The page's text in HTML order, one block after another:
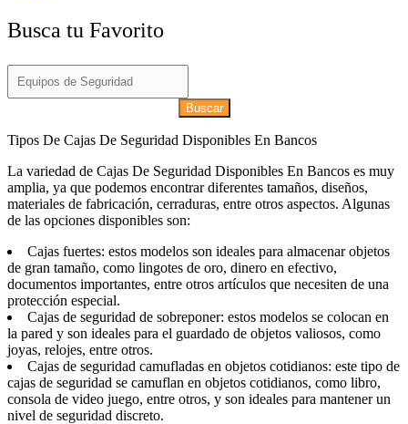
Busca tu Favorito
Buscar
Tipos De Cajas De Seguridad Disponibles En Bancos
La variedad de Cajas De Seguridad Disponibles En Bancos es muy
amplia, ya que podemos encontrar diferentes tamaños, diseños,
materiales de fabricación, cerraduras, entre otros aspectos. Algunas
de las opciones disponibles son:
Cajas fuertes: estos modelos son ideales para almacenar objetos
de gran tamaño, como lingotes de oro, dinero en efectivo,
documentos importantes, entre otros artículos que necesiten de una
protección especial.
Cajas de seguridad de sobreponer: estos modelos se colocan en
la pared y son ideales para el guardado de objetos valiosos, como
joyas, relojes, entre otros.
Cajas de seguridad camufladas en objetos cotidianos: este tipo de
cajas de seguridad se camuflan en objetos cotidianos, como libro,
consola de video juego, entre otros, y son ideales para mantener un
nivel de seguridad discreto.